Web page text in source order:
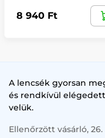
8 940 Ft
A lencsék gyorsan
és rendkívül
velük.
Ellenőrzött vásárló, 26.